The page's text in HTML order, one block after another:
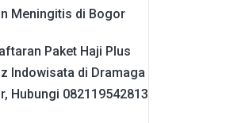
Meningitis di Bogor
Paket Haji Plus
Indowisata di Dramaga
Hubungi 082119542813